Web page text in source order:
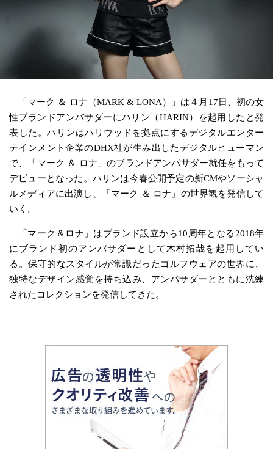
「マーク ＆ ロナ（MARK & LONA）」は４月17日、初の女
性ブランドアンバサダーにハリン（HARIN）を起用したと発
表した。ハリンはハリウッドを拠点にするデジタルエンター
テインメント企業のDHX社が生み出したデジタルヒューマン
で、「マーク ＆ ロナ」のブランドアンバサダー就任をもって
デビューとなった。ハリンは今春公開予定の新CMやソーシャ
ルメディアに出演し、「マーク ＆ ロナ」の世界観を発信して
いく。
「マーク＆ロナ」はブランド設立から10周年となる2018年
にブランド初のアンバサダーとして木村拓哉を起用してい
る。保守的なスタイルが常識だったゴルフウェアの世界に、
独特なデザイン感覚を持ち込み、アンバサダーとともに洗練
されたコレクションを発信してきた。